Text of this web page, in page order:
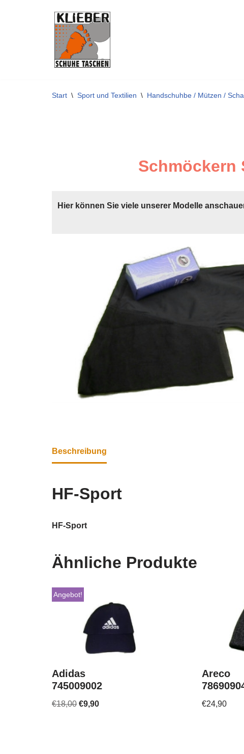
Start \ Sport und Textilien \ Handschuhbe / Mützen /
Schmöckern
Hier können Sie viele unserer Modelle
Beschreibung
HF-Sport
HF-Sport
Ähnliche Produkte
Angebot!
Adidas
745009002
€18,00 €9,90
Areco
€24,90